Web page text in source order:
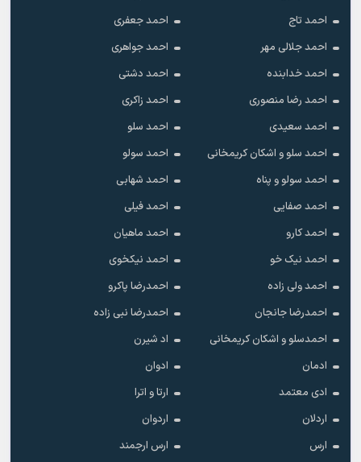
احمد تاج
احمد جعفری
احمد جلالی مهر
احمد جواهری
احمد خدابنده
احمد دشتی
احمد رضا منصوری
احمد زاکری
احمد سعیدی
احمد سلو
احمد سلو و اشکان کریمخانی
احمد سولو
احمد سولو و پناه
احمد شهابی
احمد صفایی
احمد فیلی
احمد کارو
احمد ماهیان
احمد نیک خو
احمد نیکخوی
احمد ولی زاده
احمدرضا پاکرو
احمدرضا جانجان
احمدرضا نبی زاده
احمدسلو و اشکان کریمخانی
اد شیرن
ادمان
ادوان
ادی معتمد
ارتا و اترا
اردلان
اردوان
ارس
ارس ارجمند